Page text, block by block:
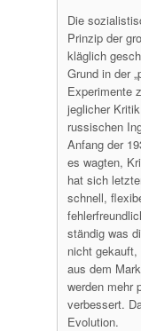
Die
Prinzip der
kläglich
Grund in der
Experimente
jeglicher
russischen
Anfang der
es wagten,
hat sich
schnell,
ständig was
nicht gekauft,
aus dem
werden mehr
verbessert.
Evolution.